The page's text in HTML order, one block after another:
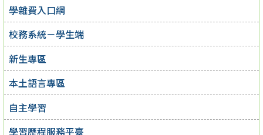
學雜費入口網
校務系統－學生端
新生專區
本土語言專區
自主學習
學習歷程服務平臺